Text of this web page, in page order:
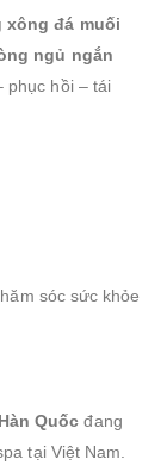
xông đá muối
ngủ ngắn
phục hồi – tái
sóc sức khỏe
Quốc đang
tại Việt Nam.